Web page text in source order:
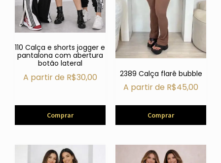
110 Calça e shorts jogger e
pantalona com abertura
botão lateral
A partir de R$30,00
Comprar
2389 Calça flarê bubble
A partir de R$45,00
Comprar